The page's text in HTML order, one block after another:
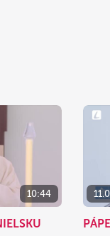
10:44